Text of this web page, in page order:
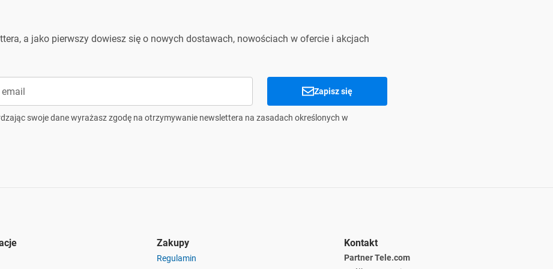
a jako pierwszy dowiesz się o nowych dostawach, nowościach w ofercie i akcjach
Zapisz się
swoje dane wyrażasz zgodę na otrzymywanie newslettera na zasadach określonych w
Zakupy
Regulamin
Kontakt
Partner Tele.com